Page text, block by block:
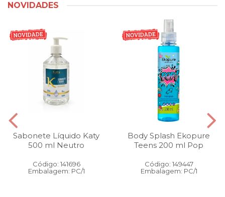
NOVIDADES
Sabonete Líquido Katy
500 ml Neutro
Código: 141696
Embalagem: PC/1
Body Splash Ekopure
Teens 200 ml Pop
Código: 149447
Embalagem: PC/1